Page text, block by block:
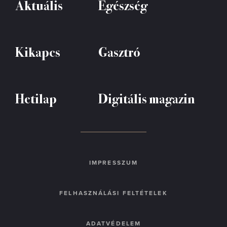
Aktuális Egészség
Kikapcs Gasztró
Hetilap Digitális magazin
IMPRESSZUM
FELHASZNÁLÁSI FELTÉTELEK
ADATVÉDELEM